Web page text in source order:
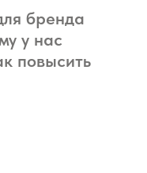
бренда
у нас
повысить